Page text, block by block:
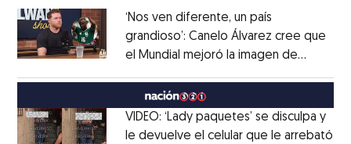
‘Nos ven diferente, un país
grandioso’: Canelo Álvarez cree que
el Mundial mejoró la imagen de
MéxicoOpens in new window
VIDEO: ‘Lady paquetes’ se disculpa y
le devuelve el celular que le arrebató